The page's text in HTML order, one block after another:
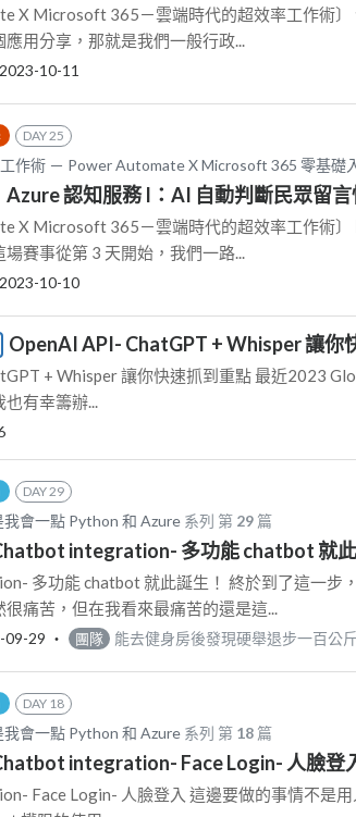
X Microsoft 365－雲端時代的超效率工作術
用分享，那就是我們一般行政...
2023-10-11
DAY 25
作術 － Power Automate X Microsoft 365 零基礎
Azure 認知服務 I：AI 自動判斷民眾留
X Microsoft 365－雲端時代的超效率工作術〕
場賽事從第 3 天開始，我們一路...
2023-10-10
OpenAI API- ChatGPT + Whisper 讓你
+ Whisper 讓你快速抓到重點 最近2023
有幸籌辦...
DAY 29
會一點 Python 和 Azure 系列 第 29 篇
integration- 多功能 chatbot 就此
多功能 chatbot 就此誕生！ 終於到了這一步
痛苦，但在我看來最痛苦的還是這...
09-29 ‧ 團隊 能去健身房後發現硬舉退步一百公
DAY 18
會一點 Python 和 Azure 系列 第 18 篇
integration- Face Login- 人臉登
Face Login- 人臉登入 這邊要做的事情不是用